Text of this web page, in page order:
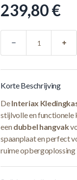
239,80 €
Korte Beschrijving
DeInteriax
stijlvolle en
eendubbel hangvak
spaanplaat en perfect
ruime opbergoplossing